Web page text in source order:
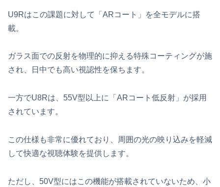
U9Rはこの課題に対して「ARコート」を全モデルに搭
載。
ガラス面での反射を物理的に抑える特殊コーティングが施
され、日中でも高い視認性を保ちます。
一方でU8Rは、55V型以上に「ARコート低反射」が採用
されています。
この仕様も非常に優れており、周囲の光の映り込みを軽減
して快適な視聴体験を提供します。
ただし、50V型にはこの機能が搭載されていないため、小